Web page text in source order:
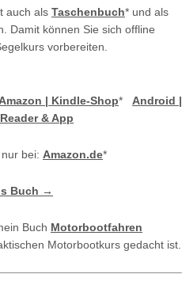
auch als Taschenbuch* und als
Damit können Sie sich offline
vorbereiten.
| Kindle-Shop* Android |
& App
bei: Amazon.de*
Buch →
Buch Motorbootfahren
Motorbootkurs gedacht ist.